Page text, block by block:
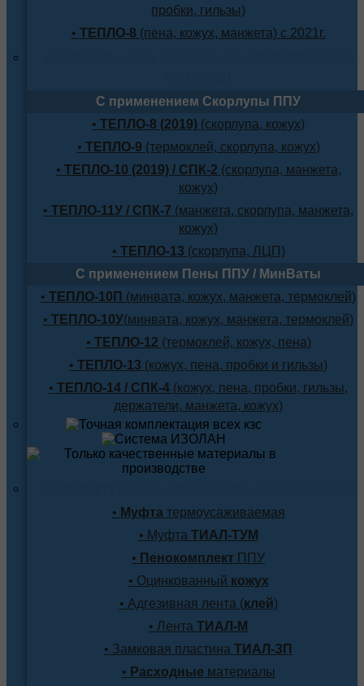
пробки, гильзы)
• ТЕПЛО-8 (пена, кожух, манжета) с 2021г.
С применением Скорлупы ППУ
• ТЕПЛО-8 (2019) (скорлупа, кожух)
• ТЕПЛО-9 (термоклей, скорлупа, кожух)
• ТЕПЛО-10 (2019) / СПК-2 (скорлупа, манжета,
кожух)
• ТЕПЛО-11У / СПК-7 (манжета, скорлупа, манжета,
кожух)
• ТЕПЛО-13 (скорлупа, ЛЦП)
С применением Пены ППУ / МинВаты
• ТЕПЛО-10П (минвата, кожух, манжета, термоклей)
• ТЕПЛО-10У(минвата, кожух, манжета, термоклей)
• ТЕПЛО-12 (термоклей, кожух, пена)
• ТЕПЛО-13 (кожух, пена, пробки и гильзы)
• ТЕПЛО-14 / СПК-4 (кожух, пена, пробки, гильзы,
держатели, манжета, кожух)
• Муфтатермоусаживаемая
• Муфта ТИАЛ-ТУМ
• Пенокомплект ППУ
• Оцинкованный кожух
• Адгезивная лента (клей)
• Лента ТИАЛ-М
• Замковая пластина ТИАЛ-ЗП
• Расходные материалы